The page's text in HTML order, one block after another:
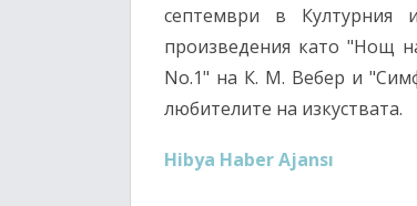
септември в Културния
произведения като "Нощ
No.1" на К. М. Вебер и
любителите на изкуствата.
Hibya Haber Ajansı